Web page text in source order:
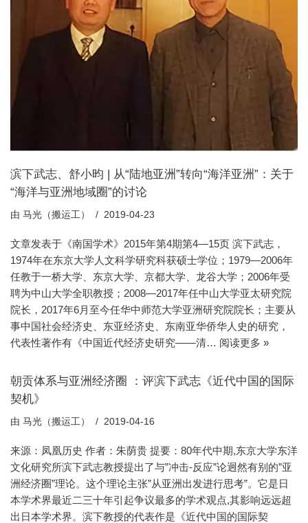
滨下武志、舒小昀 | 从“陆地亚洲”转向“海洋亚洲”：关于
“海洋与亚洲地域圈”的讨论
由 马光（搬运工） 2019-04-23
文章发表于《南国学术》2015年第4期第4—15页 滨下武志，
1974年在东京大学人文科学研究科获硕士学位；1979—2006年
任教于一桥大学、东京大学、京都大学、龙谷大学；2006年受
聘为中山大学全职教授；2008—2017年任中山大学亚太研究院
院长，2017年6月至今任华中师范大学亚洲研究院院长；主要从
事中国社会经济史、东亚经济史、东南亚华侨华人史的研究，
代表性著作有《中国近代经济史研究——清… 阅读更多 »
朝贡体系与亚洲经济圈 ：评滨下武志《近代中国的国际
契机》
由 马光（搬运工） 2019-04-16
来源：凤凰历史 作者：朱荫贵 提要：80年代中期,东京大学东洋
文化研究所滨下武志教授提出了与”冲击-反应”论迥然有别的”亚
洲经济圈”理论。这个理论主张”从亚洲出发进行思考”。它是日
本学术界最近二三十年引起争议最多的学术观点,其影响远远超
出日本学术界。滨下教授的代表作是《近代中国的国际契